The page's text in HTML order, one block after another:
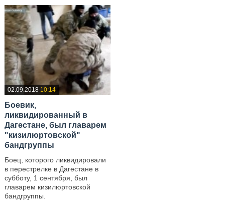
02.09.2018 10:14
Боевик,
ликвидированный в
Дагестане, был главарем
"кизилюртовской"
бандгруппы
Боец, которого ликвидировали
в перестрелке в Дагестане в
субботу, 1 сентября, был
главарем кизилюртовской
бандгруппы.